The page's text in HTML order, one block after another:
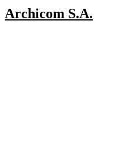
Archicom S.A.